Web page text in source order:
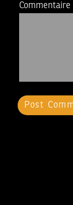
Commentaire